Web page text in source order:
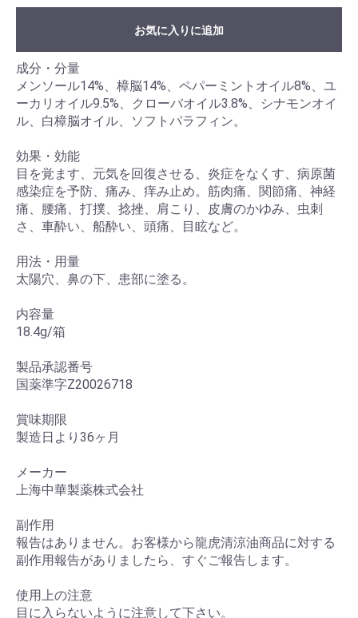
お気に入りに追加
成分・分量
メンソール14%、樟脳14%、ペパーミントオイル8%、ユ
ーカリオイル9.5%、クローバオイル3.8%、シナモンオイ
ル、白樟脳オイル、ソフトパラフィン。
効果・効能
目を覚ます、元気を回復させる、炎症をなくす、病原菌
感染症を予防、痛み、痒み止め。筋肉痛、関節痛、神経
痛、腰痛、打撲、捻挫、肩こり、皮膚のかゆみ、虫刺
さ、車酔い、船酔い、頭痛、目眩など。
用法・用量
太陽穴、鼻の下、患部に塗る。
内容量
18.4g/箱
製品承認番号
国薬準字Z20026718
賞味期限
製造日より36ヶ月
メーカー
上海中華製薬株式会社
副作用
報告はありません。お客様から龍虎清涼油商品に対する
副作用報告がありましたら、すぐご報告します。
使用上の注意
目に入らないように注意して下さい。